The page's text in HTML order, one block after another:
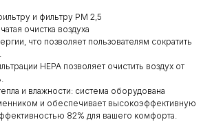
и фильтру PM 2,5
очистка воздуха
что позволяет пользователям сократить
HEPA позволяет очистить воздух от
и влажности: система оборудована
и обеспечивает высокоэффективную
82% для вашего комфорта.